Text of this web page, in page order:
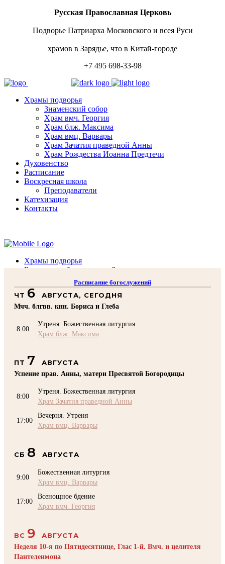
Русская Православная Церковь
Подворье Патриарха Московского и всея Руси
храмов в Зарядье, что в Китай-городе
+7 495 698-33-98
Храмы подворья
Знаменский собор
Храм вмч. Георгия
Храм блж. Максима
Храм вмц. Варвары
Храм Зачатия праведной Анны
Храм Рождества Иоанна Предтечи
Духовенство
Расписание
Воскресная школа
Преподаватели
Катехизация
Контакты
Храмы подворья
Расписание богослужений
Воскресная школа
Преподаватели Воскресной школы
Катехизация
Помочь Подворью
Расписание богослужений
ЧТ 6 АВГУСТА, СЕГОДНЯ
Мчч. блгвв. кнн. Бориса и Глеба
8:00
Утреня. Божественная литургия
Храм блж. Максима
ПТ 7
АВГУСТА
Успение прав. Анны, матери Пресвятой Богородицы
8:00
Утреня. Божественная литургия
Храм Зачатия праведной Анны
17:00
Вечерня. Утреня
Храм вмц. Варвары
СБ 8 АВГУСТА
9:00
Божественная литургия
Храм вмц. Варвары
17:00
Всенощное бдение
Храм вмч. Георгия
ВС 9
АВГУСТА
Неделя 10-я по Пятидесятнице, Глас 1-й. Вмч. и целителя
Пантелеимона